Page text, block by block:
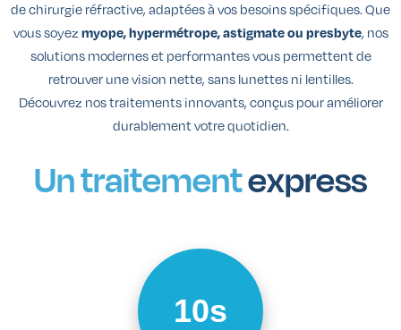
de chirurgie réfractive, adaptées à vos besoins spécifiques. Que
vous soyez myope, hypermétrope, astigmate ou presbyte, nos
solutions modernes et performantes vous permettent de
retrouver une vision nette, sans lunettes ni lentilles.
Découvrez nos traitements innovants, conçus pour améliorer
durablement votre quotidien.
Un traitementexpress
10s